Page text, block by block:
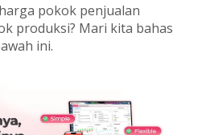
pokok penjualan
produksi? Mari kita bahas
ini.